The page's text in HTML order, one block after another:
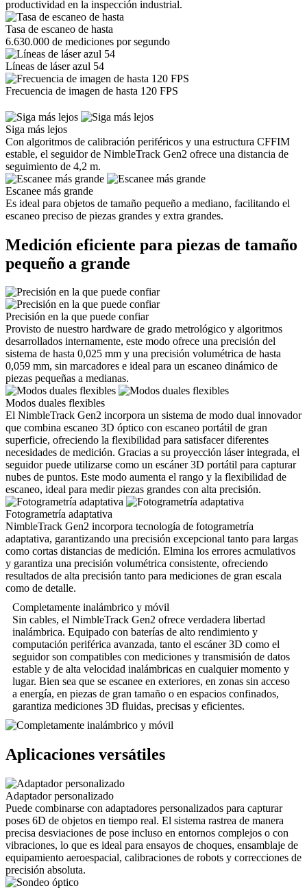
productividad en la inspección industrial.
Tasa de escaneo de hasta
6.630.000 de mediciones por segundo
Líneas de láser azul 54
Frecuencia de imagen de hasta 120 FPS
Siga más lejos
Con algoritmos de calibración periféricos y una estructura CFFIM
estable, el seguidor de NimbleTrack Gen2 ofrece una distancia de
seguimiento de 4,2 m.
Escanee más grande
Es ideal para objetos de tamaño pequeño a mediano, facilitando el
escaneo preciso de piezas grandes y extra grandes.
Medición eficiente para piezas de tamaño
pequeño a grande
Precisión en la que puede confiar
Provisto de nuestro hardware de grado metrológico y algoritmos
desarrollados internamente, este modo ofrece una precisión del
sistema de hasta 0,025 mm y una precisión volumétrica de hasta
0,059 mm, sin marcadores e ideal para un escaneo dinámico de
piezas pequeñas a medianas.
Modos duales flexibles
El NimbleTrack Gen2 incorpora un sistema de modo dual innovador
que combina escaneo 3D óptico con escaneo portátil de gran
superficie, ofreciendo la flexibilidad para satisfacer diferentes
necesidades de medición. Gracias a su proyección láser integrada, el
seguidor puede utilizarse como un escáner 3D portátil para capturar
nubes de puntos. Este modo aumenta el rango y la flexibilidad de
escaneo, ideal para medir piezas grandes con alta precisión.
Fotogrametría adaptativa
NimbleTrack Gen2 incorpora tecnología de fotogrametría
adaptativa, garantizando una precisión excepcional tanto para largas
como cortas distancias de medición. Elmina los errores acmulativos
y garantiza una precisión volumétrica consistente, ofreciendo
resultados de alta precisión tanto para mediciones de gran escala
como de detalle.
Completamente inalámbrico y móvil
Sin cables, el NimbleTrack Gen2 ofrece verdadera libertad
inalámbrica. Equipado con baterías de alto rendimiento y
computación periférica avanzada, tanto el escáner 3D como el
seguidor son compatibles con mediciones y transmisión de datos
estable y de alta velocidad inalámbricas en cualquier momento y
lugar. Bien sea que se escanee en exteriores, en zonas sin acceso
a energía, en piezas de gran tamaño o en espacios confinados,
garantiza mediciones 3D fluidas, precisas y eficientes.
Aplicaciones versátiles
Adaptador personalizado
Puede combinarse con adaptadores personalizados para capturar
poses 6D de objetos en tiempo real. El sistema rastrea de manera
precisa desviaciones de pose incluso en entornos complejos o con
vibraciones, lo que es ideal para ensayos de choques, ensamblaje de
equipamiento aeroespacial, calibraciones de robots y correcciones de
precisión absoluta.